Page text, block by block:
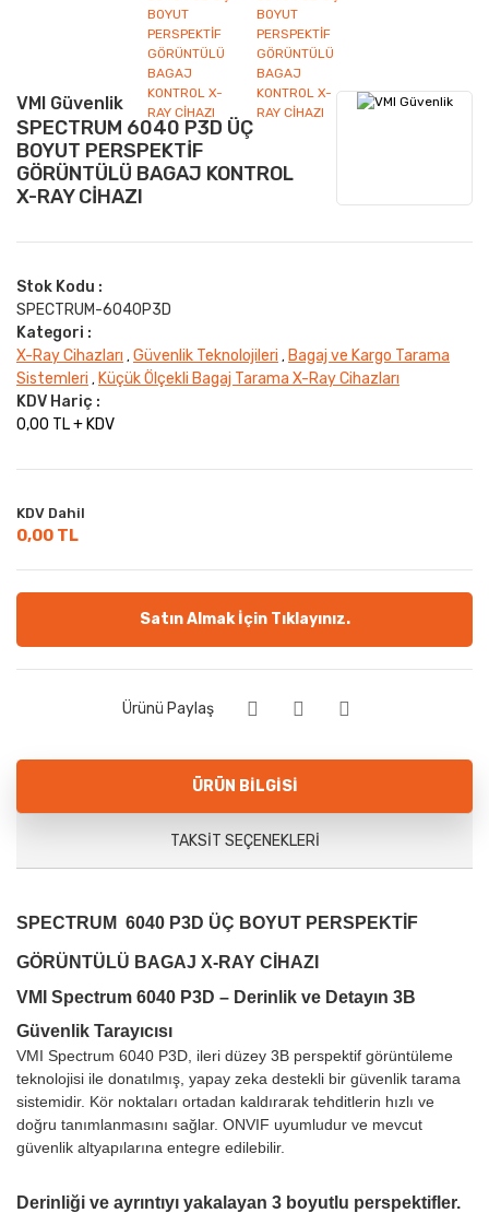
VMI Güvenlik
SPECTRUM 6040 P3D ÜÇ
BOYUT PERSPEKTİF
GÖRÜNTÜLÜ BAGAJ KONTROL
X-RAY CİHAZI
Stok Kodu :
SPECTRUM-6040P3D
Kategori :
X-Ray Cihazları , Güvenlik Teknolojileri , Bagaj ve Kargo Tarama
Sistemleri , Küçük Ölçekli Bagaj Tarama X-Ray Cihazları
KDV Hariç :
0,00 TL + KDV
KDV Dahil
0,00 TL
Satın Almak İçin Tıklayınız.
Ürünü Paylaş
ÜRÜN BILGISI
TAKSIT SEÇENEKLERI
SPECTRUM 6040 P3D ÜÇ BOYUT PERSPEKTİF
GÖRÜNTÜLÜ BAGAJ X-RAY CİHAZI
VMI Spectrum 6040 P3D – Derinlik ve Detayın 3B
Güvenlik Tarayıcısı
VMI Spectrum 6040 P3D, ileri düzey 3B perspektif görüntüleme
teknolojisi ile donatılmış, yapay zeka destekli bir güvenlik tarama
sistemidir. Kör noktaları ortadan kaldırarak tehditlerin hızlı ve
doğru tanımlanmasını sağlar. ONVIF uyumludur ve mevcut
güvenlik altyapılarına entegre edilebilir.
Derinliği ve ayrıntıyı yakalayan 3 boyutlu perspektifler.